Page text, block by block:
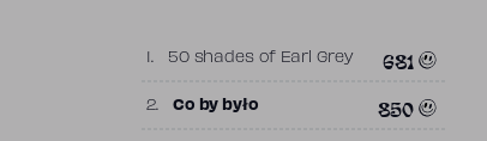
1. 50 shades of Earl Grey 681
2. Co by było 850